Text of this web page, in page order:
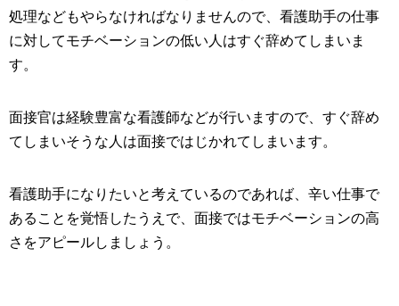
処理などもやらなければなりませんので、看護助手の仕事
に対してモチベーションの低い人はすぐ辞めてしまいま
す。
面接官は経験豊富な看護師などが行いますので、すぐ辞め
てしまいそうな人は面接ではじかれてしまいます。
看護助手になりたいと考えているのであれば、辛い仕事で
あることを覚悟したうえで、面接ではモチベーションの高
さをアピールしましょう。